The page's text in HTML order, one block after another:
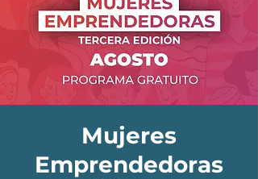
Mujeres
Emprendedoras